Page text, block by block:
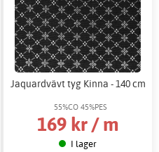
Jaquardvävt tyg Kinna - 140 cm
55%CO 45%PES
169 kr / m
I lager